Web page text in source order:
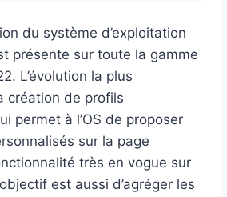
du système d’exploitation
présente sur toute la gamme
L’évolution la plus
création de profils
permet à l’OS de proposer
sur la page
très en vogue sur
est aussi d’agréger les